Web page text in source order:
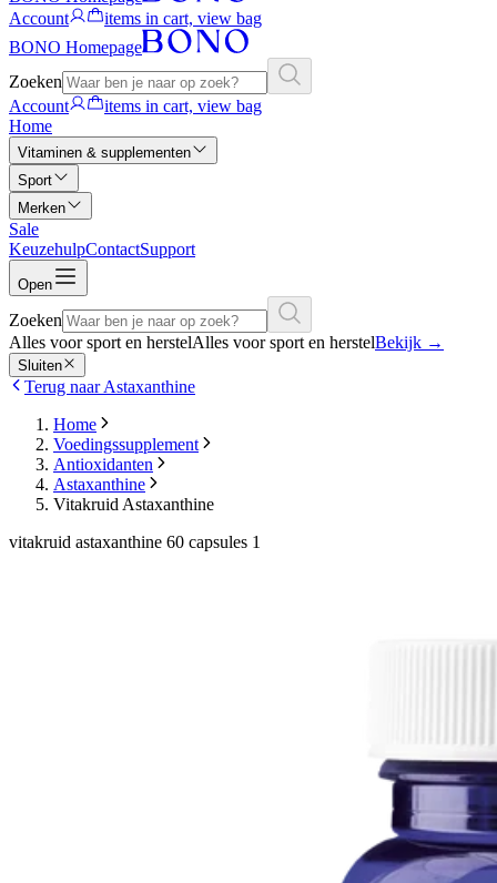
Account
items in cart, view bag
BONO Homepage
Zoeken
Account
items in cart, view bag
Home
Vitaminen & supplementen
Sport
Merken
Sale
KeuzehulpContactSupport
Open
Zoeken
Alles voor sport en herstelAlles voor sport en herstelBekijk →
Sluiten
Terug naar Astaxanthine
Home
Voedingssupplement
Antioxidanten
Astaxanthine
Vitakruid Astaxanthine
vitakruid astaxanthine 60 capsules 1